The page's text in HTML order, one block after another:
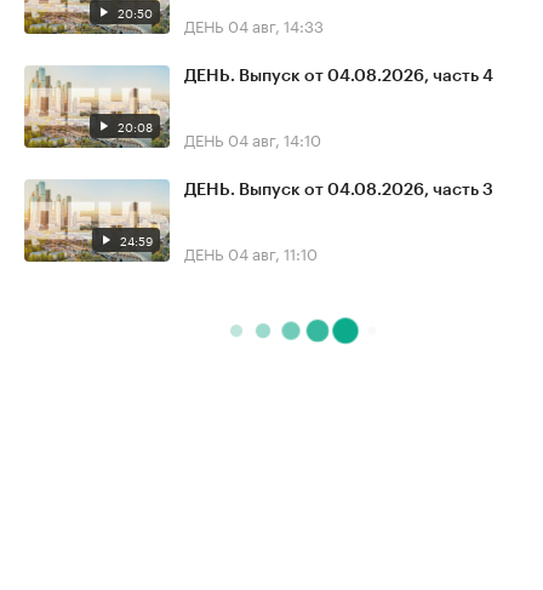
20:50 ДЕНЬ 04 авг, 14:33
20:08
ДЕНЬ. Выпуск от 04.08.2026, часть 4
ДЕНЬ 04 авг, 14:10
24:59
ДЕНЬ. Выпуск от 04.08.2026, часть 3
ДЕНЬ 04 авг, 11:10